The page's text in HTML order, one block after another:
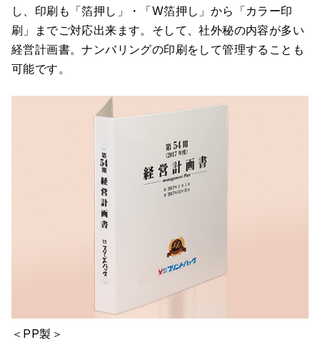
し、印刷も「箔押し」・「W箔押し」から「カラー印
刷」までご対応出来ます。そして、社外秘の内容が多い
経営計画書。ナンバリングの印刷をして管理することも
可能です。
＜PP製＞